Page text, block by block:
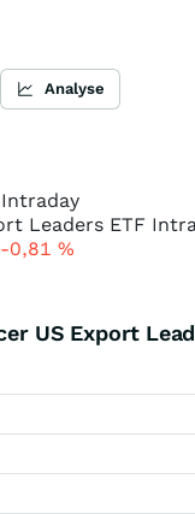
Analyse
Intraday
-0,81 %
US Export